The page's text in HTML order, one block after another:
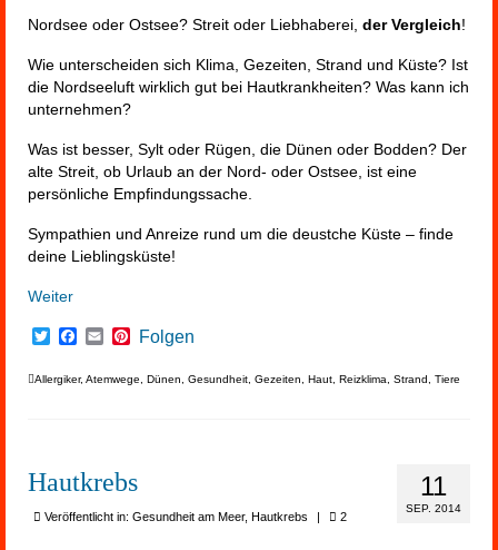
Nordsee oder Ostsee? Streit oder Liebhaberei, der Vergleich!
Wie unterscheiden sich Klima, Gezeiten, Strand und Küste? Ist
die Nordseeluft wirklich gut bei Hautkrankheiten? Was kann ich
unternehmen?
Was ist besser, Sylt oder Rügen, die Dünen oder Bodden? Der
alte Streit, ob Urlaub an der Nord- oder Ostsee, ist eine
persönliche Empfindungssache.
Sympathien und Anreize rund um die deustche Küste – finde
deine Lieblingsküste!
Weiter
TwitterFacebook
EmailPinterest
Folgen
Allergiker, Atemwege Dünen Gesundheit Gezeiten Haut Reizklima Strand Tiere
11
SEP. 2014
Hautkrebs
Veröffentlicht in: Gesundheit am Meer, Hautkrebs | 2